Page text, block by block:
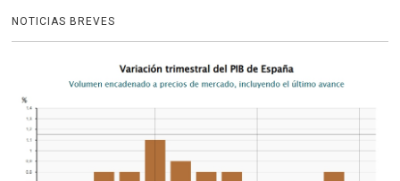
NOTICIAS BREVES